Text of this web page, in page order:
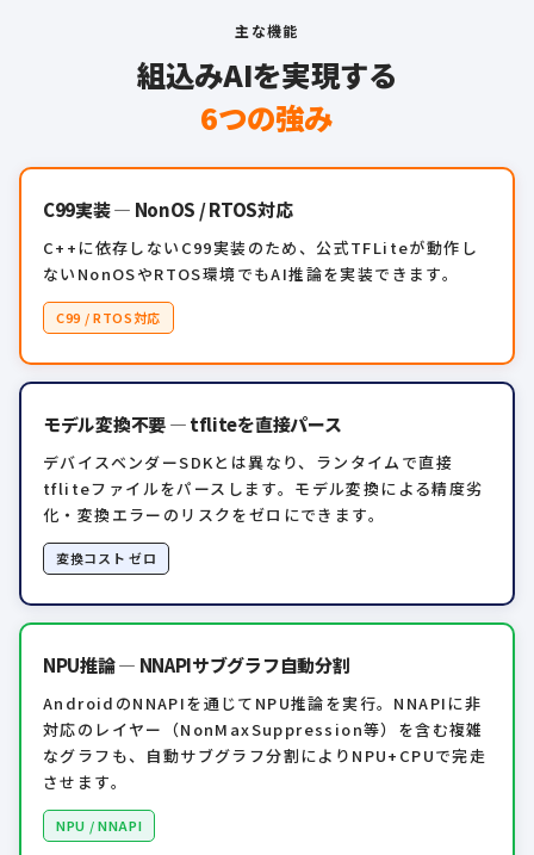
主な機能
組込みAIを実現する
6つの強み
C99実装 — NonOS / RTOS対応
C++に依存しないC99実装のため、公式TFLiteが動作し
ないNonOSやRTOS環境でもAI推論を実装できます。
C99 / RTOS対応
モデル変換不要 — tfliteを直接パース
デバイスベンダーSDKとは異なり、ランタイムで直接
tfliteファイルをパースします。モデル変換による精度劣
化・変換エラーのリスクをゼロにできます。
変換コスト ゼロ
NPU推論 — NNAPIサブグラフ自動分割
AndroidのNNAPIを通じてNPU推論を実行。NNAPIに非
対応のレイヤー（NonMaxSuppression等）を含む複雑
なグラフも、自動サブグラフ分割によりNPU+CPUで完走
させます。
NPU / NNAPI